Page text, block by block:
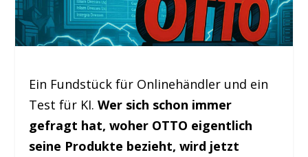
Ein Fundstück für Onlinehändler und ein
Test für KI.Wer sich schon immer
gefragt hat, woher OTTO eigentlich
seine Produkte bezieht, wird jetzt